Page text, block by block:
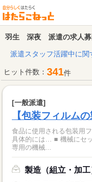
羽生 深夜 派遣の求人募
派遣スタッフ活躍中に
ヒット件数： 341件
[一般派遣]
【包装フィルム
食品に使用される包装用
具体的には… ■ 機械にセット ロール状のフィルムを機械へセット！
専用の機械...
製造（組立・加工